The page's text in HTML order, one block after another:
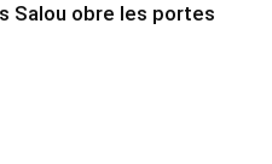
Salou obre les portes